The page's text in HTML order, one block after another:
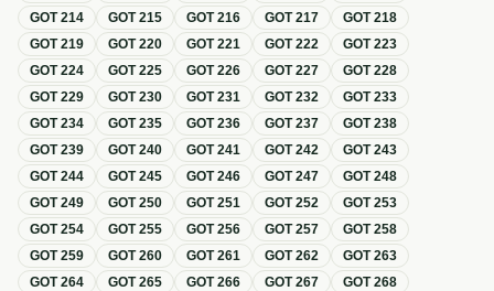
GOT214 GOT215 GOT216 GOT217 GOT218
GOT219 GOT220 GOT221 GOT222 GOT223
GOT224 GOT225 GOT226 GOT227 GOT228
GOT229 GOT230 GOT231 GOT232 GOT233
GOT234 GOT235 GOT236 GOT237 GOT238
GOT239 GOT240 GOT241 GOT242 GOT243
GOT244 GOT245 GOT246 GOT247 GOT248
GOT249 GOT250 GOT251 GOT252 GOT253
GOT254 GOT255 GOT256 GOT257 GOT258
GOT259 GOT260 GOT261 GOT262 GOT263
GOT264 GOT265 GOT266 GOT267 GOT268